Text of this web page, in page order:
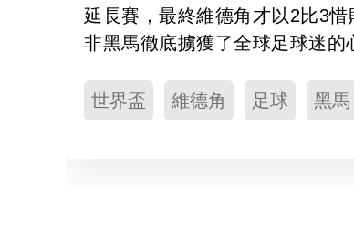
延長賽，最終維德角才以2比3
非黑馬徹底擄獲了全球足球迷的
世界盃 維德角 足球 黑馬